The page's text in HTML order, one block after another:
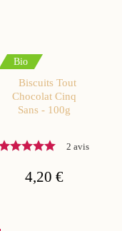
Bio
Biscuits Tout
Chocolat Cinq
Sans - 100g
2 avis
4,20 €